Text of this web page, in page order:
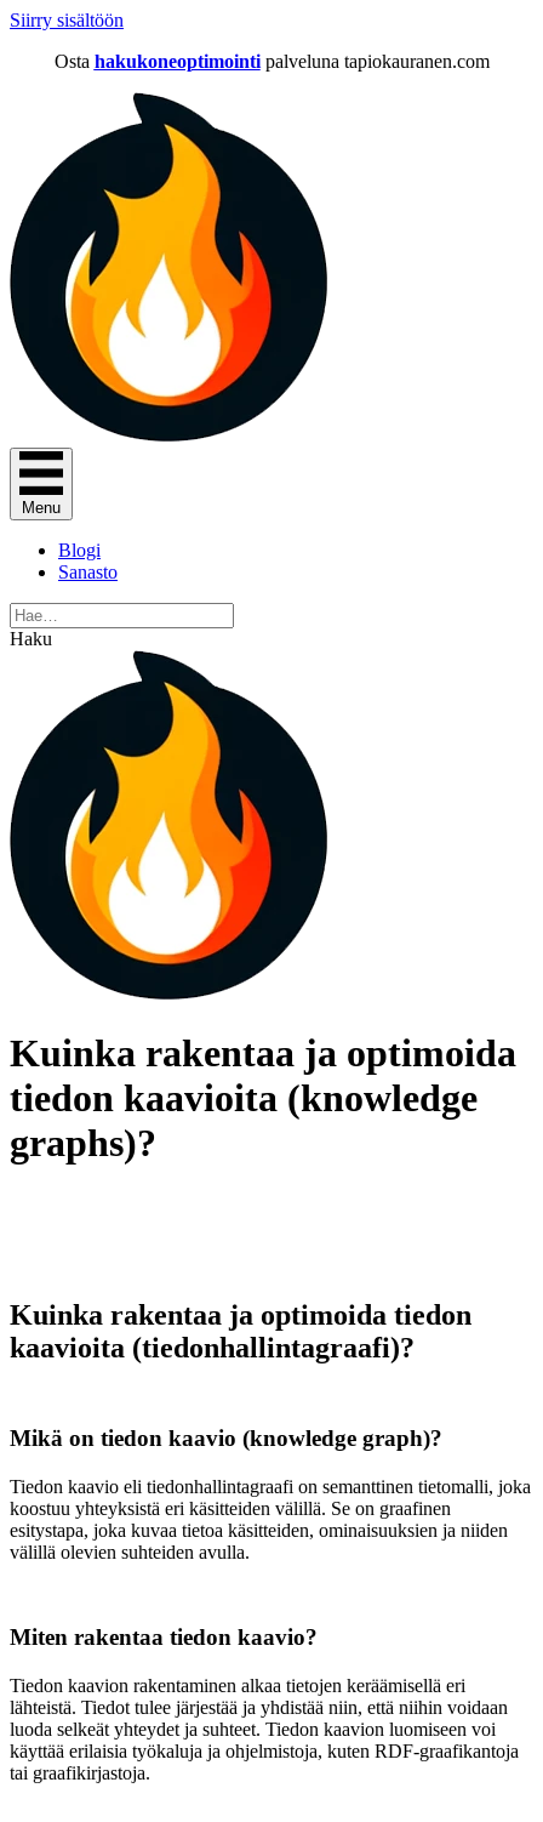
Siirry sisältöön
Osta hakukoneoptimointi palveluna tapiokauranen.com
Menu
Blogi
Sanasto
Haku
Kuinka rakentaa ja optimoida
tiedon kaavioita (knowledge
graphs)?
Kuinka rakentaa ja optimoida tiedon
kaavioita (tiedonhallintagraafi)?
Mikä on tiedon kaavio (knowledge graph)?
Tiedon kaavio eli tiedonhallintagraafi on semanttinen tietomalli, joka
koostuu yhteyksistä eri käsitteiden välillä. Se on graafinen
esitystapa, joka kuvaa tietoa käsitteiden, ominaisuuksien ja niiden
välillä olevien suhteiden avulla.
Miten rakentaa tiedon kaavio?
Tiedon kaavion rakentaminen alkaa tietojen keräämisellä eri
lähteistä. Tiedot tulee järjestää ja yhdistää niin, että niihin voidaan
luoda selkeät yhteydet ja suhteet. Tiedon kaavion luomiseen voi
käyttää erilaisia työkaluja ja ohjelmistoja, kuten RDF-graafikantoja
tai graafikirjastoja.